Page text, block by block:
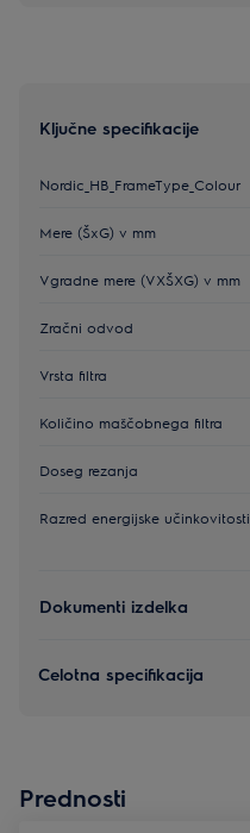
Ključne specifikacije
Nordic_HB_FrameType_Colour
Mere (ŠxG) v mm
Vgradne mere (VXŠXG) v mm
Zračni odvod
Vrsta filtra
Količino maščobnega filtra
Doseg rezanja
Razred energijske učinkovitosti
Dokumenti izdelka
Celotna specifikacija
Prednosti